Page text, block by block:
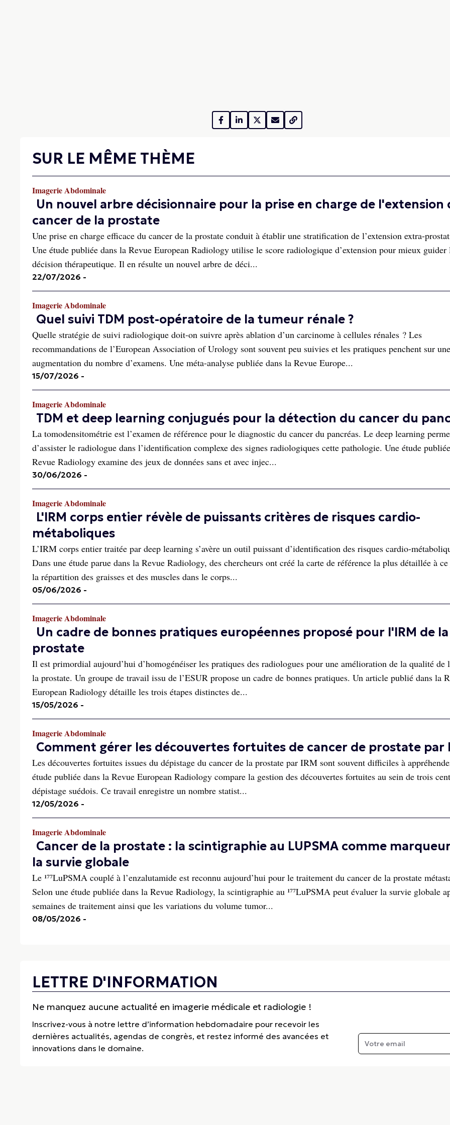
SUR LE MÊME THÈME
Imagerie Abdominale
Un nouvel arbre décisionnaire pour la prise en charge de l'extension
cancer de la prostate
Une prise en charge efficace du cancer de la prostate conduit à établir une stratification de l’extension extra-
Une étude publiée dans la Revue European Radiology utilise le score radiologique d’extension pour mieux guider
décision thérapeutique. Il en résulte un nouvel arbre de déci...
22/07/2026 -
Imagerie Abdominale
Quel suivi TDM post-opératoire de la tumeur rénale ?
Quelle stratégie de suivi radiologique doit-on suivre après ablation d’un carcinome à cellules rénales ? Les
recommandations de l’European Association of Urology sont souvent peu suivies et les pratiques penchent sur une
augmentation du nombre d’examens. Une méta-analyse publiée dans la Revue Europe...
15/07/2026 -
Imagerie Abdominale
TDM et deep learning conjugués pour la détection du cancer du
La tomodensitométrie est l’examen de référence pour le diagnostic du cancer du pancréas. Le deep learning
d’assister le radiologue dans l’identification complexe des signes radiologiques cette pathologie. Une étude
Revue Radiology examine des jeux de données sans et avec injec...
30/06/2026 -
Imagerie Abdominale
L'IRM corps entier révèle de puissants critères de risques cardio-
métaboliques
L’IRM corps entier traitée par deep learning s’avère un outil puissant d’identification des risques cardio-
Dans une étude parue dans la Revue Radiology, des chercheurs ont créé la carte de référence la plus détaillée à
la répartition des graisses et des muscles dans le corps...
05/06/2026 -
Imagerie Abdominale
Un cadre de bonnes pratiques européennes proposé pour l'IRM de la
prostate
Il est primordial aujourd’hui d’homogénéiser les pratiques des radiologues pour une amélioration de la qualité de
la prostate. Un groupe de travail issu de l’ESUR propose un cadre de bonnes pratiques. Un article publié dans la
European Radiology détaille les trois étapes distinctes de...
15/05/2026 -
Imagerie Abdominale
Comment gérer les découvertes fortuites de cancer de prostate par
Les découvertes fortuites issues du dépistage du cancer de la prostate par IRM sont souvent difficiles à
étude publiée dans la Revue European Radiology compare la gestion des découvertes fortuites au sein de trois
dépistage suédois. Ce travail enregistre un nombre statist...
12/05/2026 -
Imagerie Abdominale
Cancer de la prostate : la scintigraphie au LUPSMA comme
la survie globale
Le ¹⁷⁷LuPSMA couplé à l’enzalutamide est reconnu aujourd’hui pour le traitement du cancer de la prostate
Selon une étude publiée dans la Revue Radiology, la scintigraphie au ¹⁷⁷LuPSMA peut évaluer la survie globale
semaines de traitement ainsi que les variations du volume tumor...
08/05/2026 -
LETTRE D'INFORMATION
Ne manquez aucune actualité en imagerie médicale et radiologie !
Inscrivez-vous à notre lettre d’information hebdomadaire pour recevoir les
dernières actualités, agendas de congrès, et restez informé des avancées et
innovations dans le domaine.